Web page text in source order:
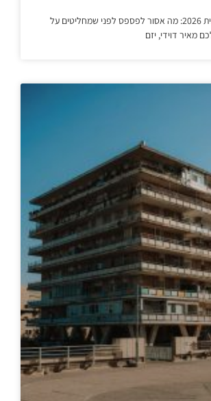
התחדשות עירונית 2026: מה אסור לפספס לפני שמחליטים על
מאיר דוידי, יזם